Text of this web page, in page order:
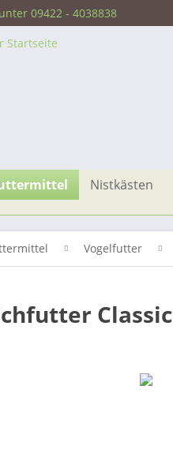
09422 - 4038838
Nistkästen
Vogelfutter